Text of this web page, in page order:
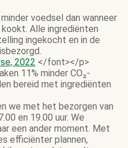
voedsel dan wanneer
Alle ingrediënten
ingekocht en in de
2022 </font></p>
11% minder CO₂-
bereid met ingrediënten
we met het bezorgen van
en 19.00 uur. We
een ander moment. Met
efficiënter plannen,